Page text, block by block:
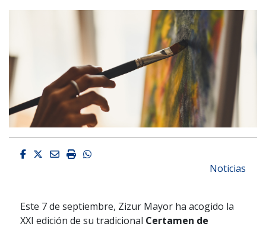
Facebook
Twitter
EmailImprimirWhatsapp
Noticias
Este 7 de septiembre, Zizur Mayor ha acogido la
XXI edición de su tradicional Certamen de